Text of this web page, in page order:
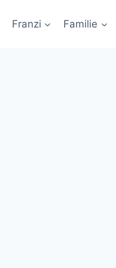
Franzi Familie